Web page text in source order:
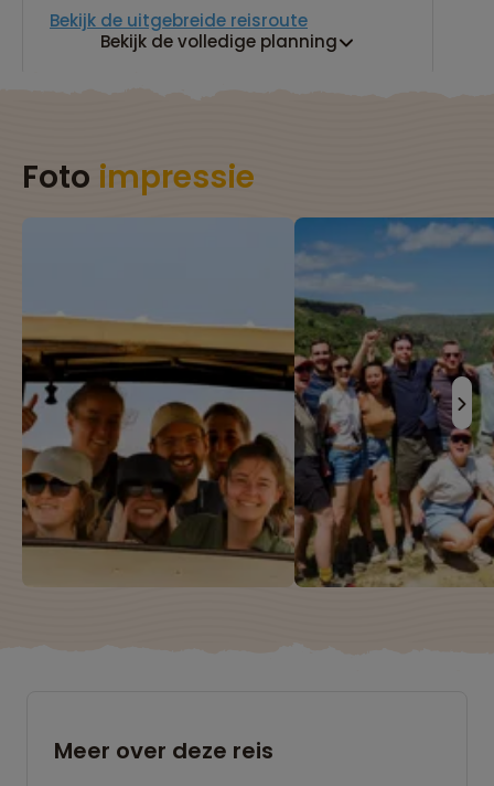
Bekijk de uitgebreide reisroute
Bekijk de volledige planning
Foto impressie
Meer over deze reis